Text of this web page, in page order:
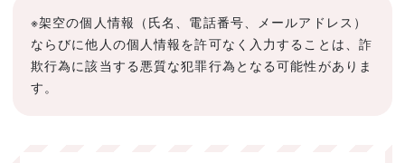
※架空の個人情報（氏名、電話番号、メールアドレス）
ならびに他人の個人情報を許可なく入力することは、詐
欺行為に該当する悪質な犯罪行為となる可能性がありま
す。